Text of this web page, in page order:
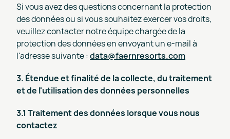
Si vous avez des questions concernant la protection
des données ou si vous souhaitez exercer vos droits,
veuillez contacter notre équipe chargée de la
protection des données en envoyant un e-mail à
l'adresse suivante :data@faernresorts.com
3. Étendue et finalité de la collecte, du traitement
et de l'utilisation des données personnelles
3.1 Traitement des données lorsque vous nous
contactez